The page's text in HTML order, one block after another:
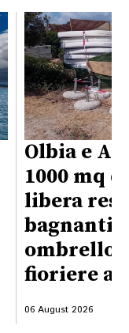
Olbia e
1000 mq
libera
bagnanti:
fioriere
06 August 2026